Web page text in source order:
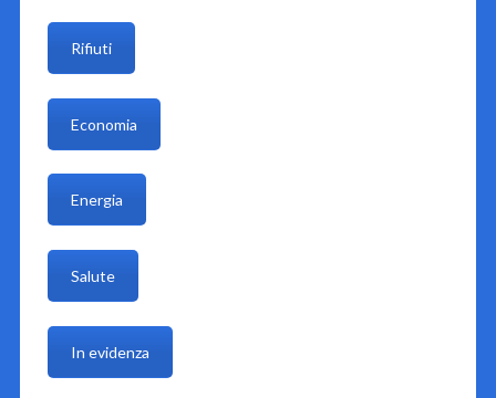
Rifiuti
Economia
Energia
Salute
In evidenza